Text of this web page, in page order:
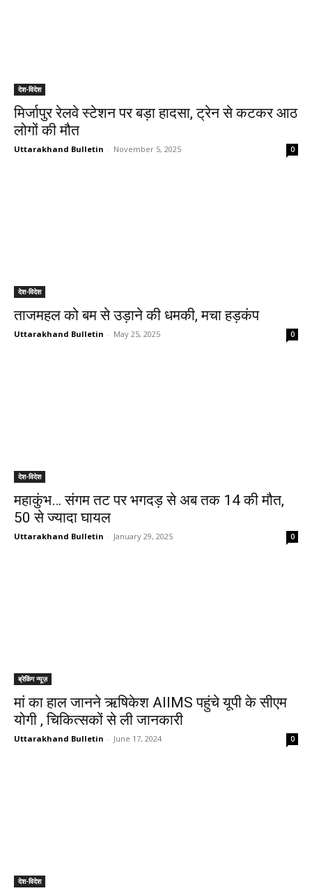
देश-विदेश
मिर्जापुर रेलवे स्टेशन पर बड़ा हादसा, ट्रेन से कटकर आठ
लोगों की मौत
Uttarakhand Bulletin - November 5, 2025 0
देश-विदेश
ताजमहल को बम से उड़ाने की धमकी, मचा हड़कंप
Uttarakhand Bulletin - May 25, 2025 0
देश-विदेश
महाकुंभ… संगम तट पर भगदड़ से अब तक 14 की मौत,
50 से ज्यादा घायल
Uttarakhand Bulletin - January 29, 2025 0
ब्रेकिंग न्यूज़
मां का हाल जानने ऋषिकेश AIIMS पहुंचे यूपी के सीएम
योगी , चिकित्सकों से ली जानकारी
Uttarakhand Bulletin - June 17, 2024 0
देश-विदेश